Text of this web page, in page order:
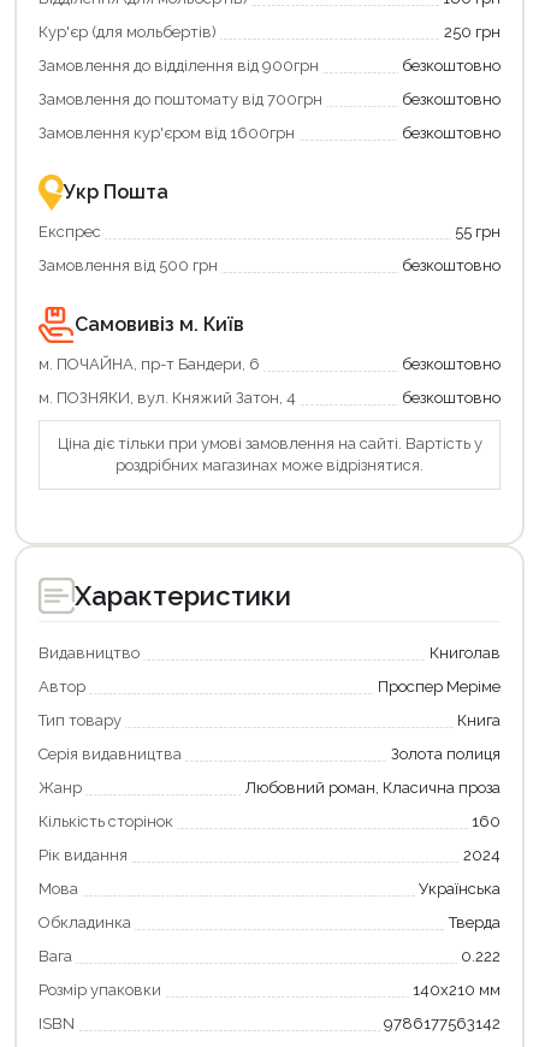
та
отримати
переваги!
картою
єКнига
–
зручно
та
вигідно!
та
отримуйте
повернення
Економте
більше
разом
державною
підтримкою!
Кур'єр (для мольбертів)
250 грн
Замовлення до відділення від 900грн
безкоштовно
Замовлення до поштомату від 700грн
безкоштовно
Замовлення кур'єром від 1600грн
безкоштовно
Укр Пошта
Експрес
55 грн
Замовлення від 500 грн
безкоштовно
Самовивіз м. Київ
м. ПОЧАЙНА, пр-т Бандери, 6
безкоштовно
м. ПОЗНЯКИ, вул. Княжий Затон, 4
безкоштовно
Ціна діє тільки при умові замовлення на сайті. Вартість у
роздрібних магазинах може відрізнятися.
Характеристики
Видавництво
Книголав
Автор
Проспер Меріме
Тип товару
Книга
Серія видавництва
Золота полиця
Жанр
Любовний роман, Класична проза
Кількість сторінок
160
Рік видання
2024
Мова
Українська
Обкладинка
Тверда
Вага
0.222
Розмір упаковки
140х210 мм
ISBN
9786177563142
Продовжити покупки
Оформити замовлення